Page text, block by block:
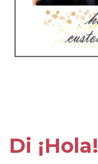
Di ¡Hola!